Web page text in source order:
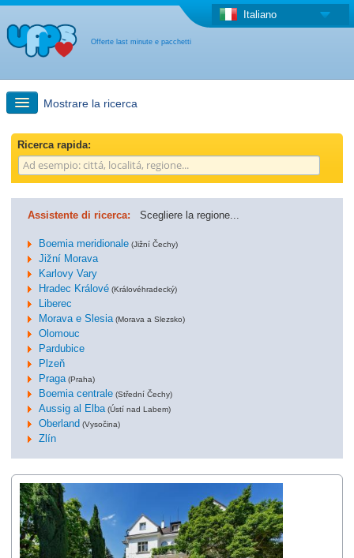
Offerte last minute e pacchetti
Italiano
Mostrare la ricerca
Ricerca rapida
Viaggi: Ricerca con la mappa
Altro paese
Ricerca rapida:
Assistente di ricerca: Scegliere la regione...
Boemia meridionale (Jižní Čechy)
Jižní Morava
Karlovy Vary
Hradec Králové (Královéhradecký)
Liberec
Morava e Slesia (Morava a Slezsko)
Olomouc
Pardubice
Plzeň
Praga (Praha)
Boemia centrale (Střední Čechy)
Aussig al Elba (Ústí nad Labem)
Oberland (Vysočina)
Zlín